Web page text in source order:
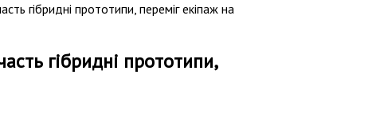
гібридні прототипи, переміг екіпаж на
гібридні прототипи,